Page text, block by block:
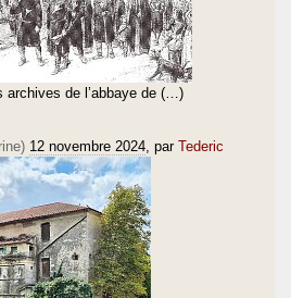
archives de l’abbaye de (…)
12 novembre 2024 , par Tederic